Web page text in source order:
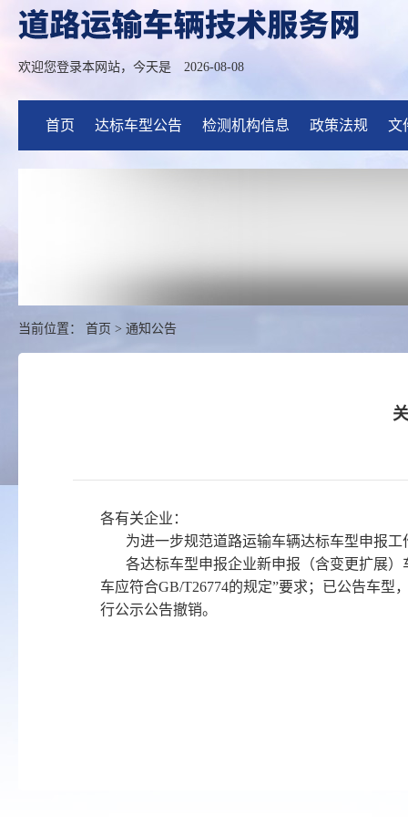
欢迎您登录本网站，今天是 2026-08-08
首页 达标车型公告 检测机构信息 政策法规 文
当前位置： 首页 > 通知公告
各有关企业：
为进一步规范道路运输车辆达标车型申报
各达标车型申报企业新申报（含变更扩展）
车应符合GB/T26774的规定”要求；已公告车型
行公示公告撤销。